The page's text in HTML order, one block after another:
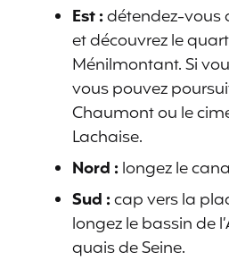
Est :détendez-vous
et découvrez le
Ménilmontant. Si
vous pouvez
Chaumont ou le
Lachaise.
Nord :longez le
Sud :cap vers la
longez le bassin de
quais de Seine.